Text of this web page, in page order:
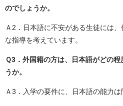
のでしょうか。
Ａ2．日本語に不安がある生徒には
な指導を考えています。
Ｑ3．外国籍の方は、日本語がどの
うか。
Ａ3．入学の要件に、日本語の能力は